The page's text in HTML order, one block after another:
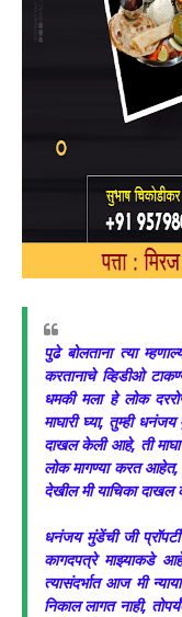
पुढे बोलताना त्या
करतानाचे व्हिडीओ
धमकी मला हे लोक
माघारी घ्या, तुम्ही
दाखल केली आहे, ती
लोक मागण्या करत आहेत,
देखील मी याचिका
धनंजय मुंडेंची जी
कागदपत्रे माझ्याकडे
त्यासंदर्भात आज मी
निकाल लागत नाही,